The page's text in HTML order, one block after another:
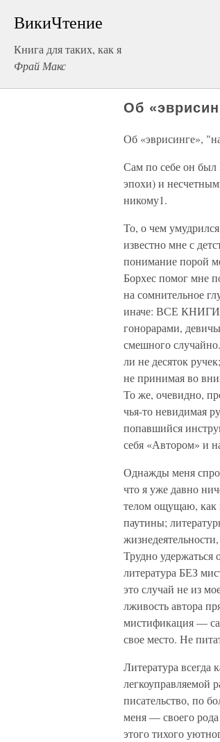
ВикиЧтение
Книга для таких, как я
Фрай Макс
Об
Об «эврисинге»,
Сам по себе он был
эпохи) и
никому1.
То, о чем
известно мне с
понимание порой
Борхес помог мне
на сомнительное
иначе: ВСЕ КНИГИ
гонорарами,
смешного
ли не десяток
не принимая во
То же, очевидно,
чья-то невидимая
попавшийся
себя «Автором» и
Однажды меня
что я уже давно
телом ощущаю, как
паутины;
Трудно удержаться
литература БЕЗ
это случай не из
лживость автора
мистификация —
свое место. Не
Литература всегда
легкоуправляемой
писательство, по
меня — своего
этого тихого